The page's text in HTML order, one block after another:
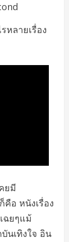
หลายเรื่อง
ยมี
อ หนังเรื่อง
ฉยๆแม้
นเทิงใจ อิน